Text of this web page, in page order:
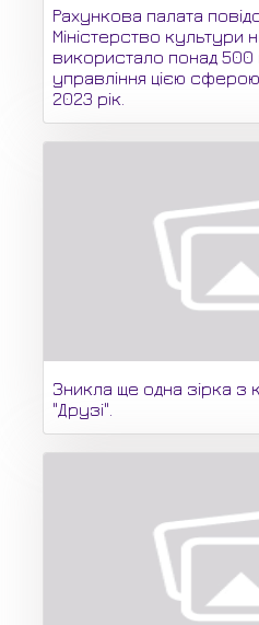
Рахункова палата
Міністерство культури
використало понад 500
управління цією
2023 рік.
Зникла ще одна зірка з
"Друзі".